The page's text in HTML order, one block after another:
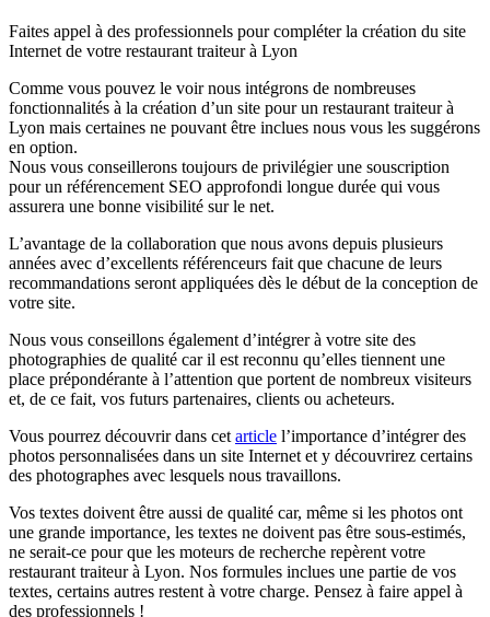
Faites appel à des professionnels pour compléter la création du site
Internet de votre restaurant traiteur à Lyon
Comme vous pouvez le voir nous intégrons de nombreuses
fonctionnalités à la création d’un site pour un restaurant traiteur à
Lyon mais certaines ne pouvant être inclues nous vous les suggérons
en option.
Nous vous conseillerons toujours de privilégier une souscription
pour un référencement SEO approfondi longue durée qui vous
assurera une bonne visibilité sur le net.
L’avantage de la collaboration que nous avons depuis plusieurs
années avec d’excellents référenceurs fait que chacune de leurs
recommandations seront appliquées dès le début de la conception de
votre site.
Nous vous conseillons également d’intégrer à votre site des
photographies de qualité car il est reconnu qu’elles tiennent une
place prépondérante à l’attention que portent de nombreux visiteurs
et, de ce fait, vos futurs partenaires, clients ou acheteurs.
Vous pourrez découvrir dans cet article l’importance d’intégrer des
photos personnalisées dans un site Internet et y découvrirez certains
des photographes avec lesquels nous travaillons.
Vos textes doivent être aussi de qualité car, même si les photos ont
une grande importance, les textes ne doivent pas être sous-estimés,
ne serait-ce pour que les moteurs de recherche repèrent votre
restaurant traiteur à Lyon. Nos formules inclues une partie de vos
textes, certains autres restent à votre charge. Pensez à faire appel à
des professionnels !